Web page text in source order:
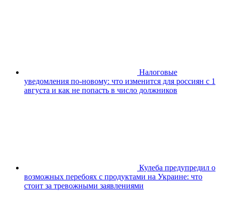
Налоговые
уведомления по-новому: что изменится для россиян с 1
августа и как не попасть в число должников
Кулеба предупредил о
возможных перебоях с продуктами на Украине: что
стоит за тревожными заявлениями